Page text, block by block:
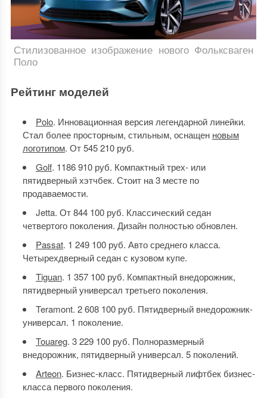
Стилизованное изображение нового Фольксваген
Поло
Рейтинг моделей
Polo. Инновационная версия легендарной линейки.
Стал более просторным, стильным, оснащен новым
логотипом. От 545 210 руб.
Golf. 1186 910 руб. Компактный трех- или
пятидверный хэтчбек. Стоит на 3 месте по
продаваемости.
Jetta. От 844 100 руб. Классический седан
четвертого поколения. Дизайн полностью обновлен.
Passat. 1 249 100 руб. Авто среднего класса.
Четырехдверный седан с кузовом купе.
Tiguan. 1 357 100 руб. Компактный внедорожник,
пятидверный универсал третьего поколения.
Teramont. 2 608 100 руб. Пятидверный внедорожник-
универсал. 1 поколение.
Touareg. 3 229 100 руб. Полноразмерный
внедорожник, пятидверный универсал. 5 поколений.
Arteon. Бизнес-класс. Пятидверный лифтбек бизнес-
класса первого поколения.